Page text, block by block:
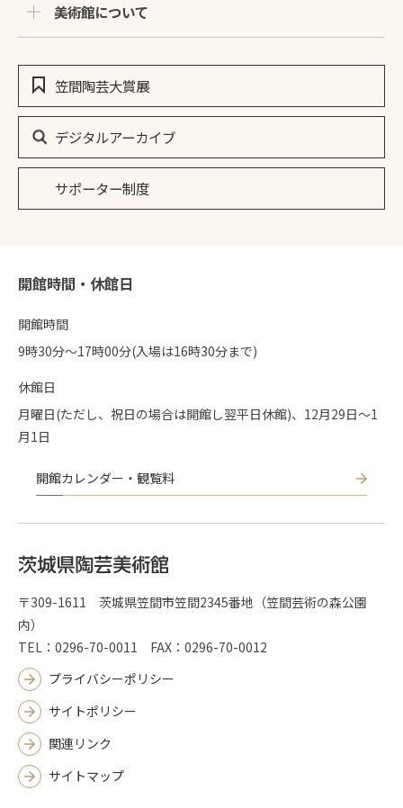
美術館について
笠間陶芸大賞展
デジタルアーカイブ
サポーター制度
開館時間・休館日
開館時間
9時30分〜17時00分(入場は16時30分まで)
休館日
月曜日(ただし、祝日の場合は開館し翌平日休館)、12月29日～1
月1日
開館カレンダー・観覧料
〒309-1611 茨城県笠間市笠間2345番地（笠間芸術の森公園
内）
TEL：0296-70-0011 FAX：0296-70-0012
プライバシーポリシー
サイトポリシー
関連リンク
サイトマップ